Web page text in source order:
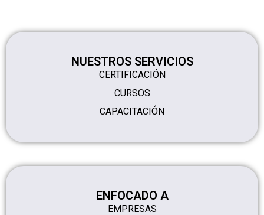
NUESTROS SERVICIOS
CERTIFICACIÓN
CURSOS
CAPACITACIÓN
ENFOCADO A
EMPRESAS